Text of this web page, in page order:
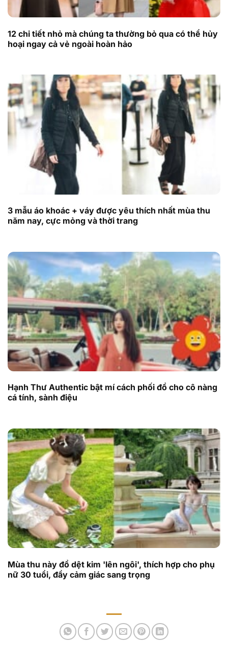
12 chi tiết nhỏ mà chúng ta thường bỏ qua có thể hủy
hoại ngay cả vẻ ngoài hoàn hảo
3 mẫu áo khoác + váy được yêu thích nhất mùa thu
năm nay, cực mỏng và thời trang
Hạnh Thư Authentic bật mí cách phối đồ cho cô nàng
cá tính, sành điệu
Mùa thu này đồ dệt kim 'lên ngôi', thích hợp cho phụ
nữ 30 tuổi, đầy cảm giác sang trọng